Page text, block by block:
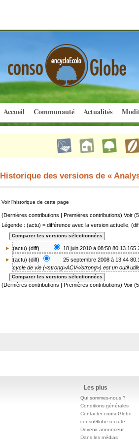
Accueil Communauté Actualités
Historique des versions de «
Voir l’historique de cette page
(Dernières contributions | Premières contributions) Voir
Légende : (actu) = différence avec la version actuelle,
(actu) (diff) 18 juin 2010 à 08:50
(actu) (diff) 25 septembre 2008 à 13:44
cycle de vie (<strong>ACV</strong>) est un outil
(Dernières contributions | Premières contributions) Voir
Les plus
Qui sommes-nous ?
Conditions générales
Contacter consoGlobe
consoGlobe recrute
Devenir annonceur
Dans les médias